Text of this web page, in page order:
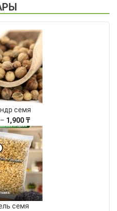
1,900 ₸
семя
– 1,900 ₸Диапазон
цен:
600 ₸
–
1,900 ₸
семя